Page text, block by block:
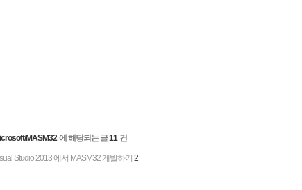
MASM32 에 해당되는 글11 건
Studio 2013 에서 MASM32 개발하기 2